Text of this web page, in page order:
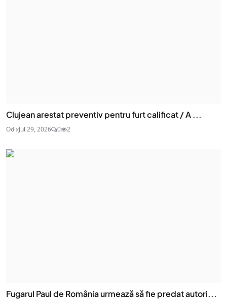
Clujean arestat preventiv pentru furt calificat / A ...
OdixJul 29, 2026 0 2
Fugarul Paul de România urmează să fie predat autori...